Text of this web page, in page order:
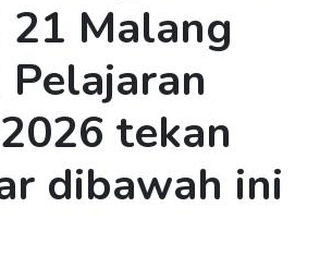
21 Malang
Pelajaran
tekan
dibawah ini